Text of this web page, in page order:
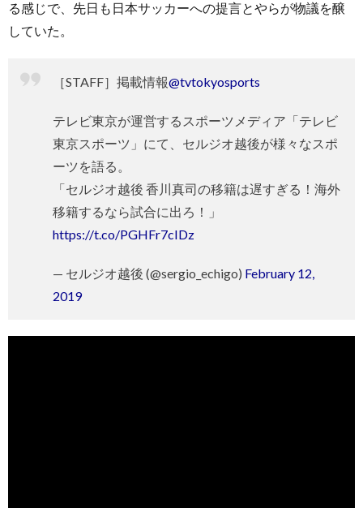
る感じで、先日も日本サッカーへの提言とやらが物議を醸
していた。
［STAFF］掲載情報@tvtokyosports
テレビ東京が運営するスポーツメディア「テレビ
東京スポーツ」にて、セルジオ越後が様々なスポ
ーツを語る。
「セルジオ越後 香川真司の移籍は遅すぎる！海外
移籍するなら試合に出ろ！」
https://t.co/PGHFr7cIDz
— セルジオ越後 (@sergio_echigo) February 12,
2019